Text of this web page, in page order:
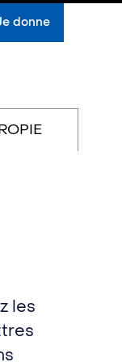
donne
les